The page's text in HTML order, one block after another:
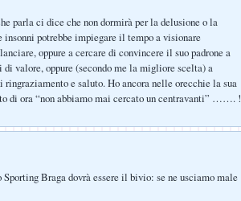
parla ci dice che non dormirà per la delusione o la
potrebbe impiegare il tempo a visionare
oppure a cercare di convincere il suo padrone a
di valore, oppure (secondo me la migliore scelta) a
e saluto. Ho ancora nelle orecchie la sua
di ora “non abbiamo mai cercato un centravanti” ……. !
Braga dovrà essere il bivio: se ne usciamo male